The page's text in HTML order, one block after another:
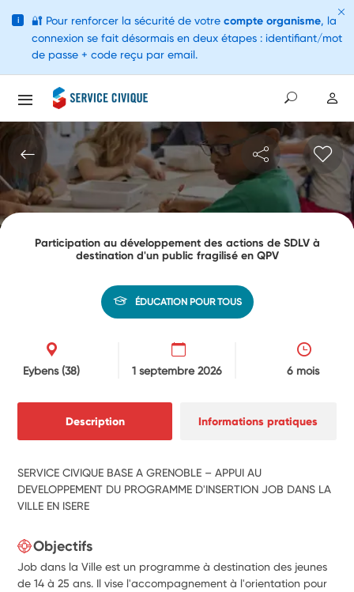
Participation au développement des actions de SDLV à
destination d'un public fragilisé en QPV
ÉDUCATION POUR TOUS
Eybens(38) 1 septembre 2026 6 mois
Description Informations pratiques
SERVICE CIVIQUE BASE A GRENOBLE – APPUI AU
DEVELOPPEMENT DU PROGRAMME D'INSERTION JOB DANS LA
VILLE EN ISERE
Objectifs
Job dans la Ville est un programme à destination des jeunes
de 14 à 25 ans. Il vise l'accompagnement à l'orientation pour
i 🔐 Pour renforcer la sécurité de votre compte organisme, la
connexion se fait désormais en deux étapes : identifiant/mot
de passe + code reçu par email.